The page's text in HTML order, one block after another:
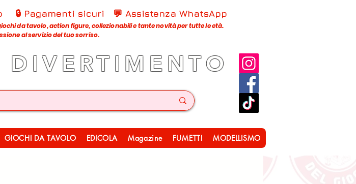
🔒 Pagamenti sicuri 💬 Assistenza WhatsApp
da tavolo, action figure, collezionabili e tante novità per tutte le età.
al servizio del tuo sorriso.
GIOCHI DA TAVOLO EDICOLA Magazine FUMETTI MODELLISMO